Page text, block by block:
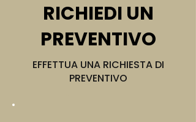
RICHIEDI UN
PREVENTIVO
EFFETTUA UNA RICHIESTA DI
PREVENTIVO